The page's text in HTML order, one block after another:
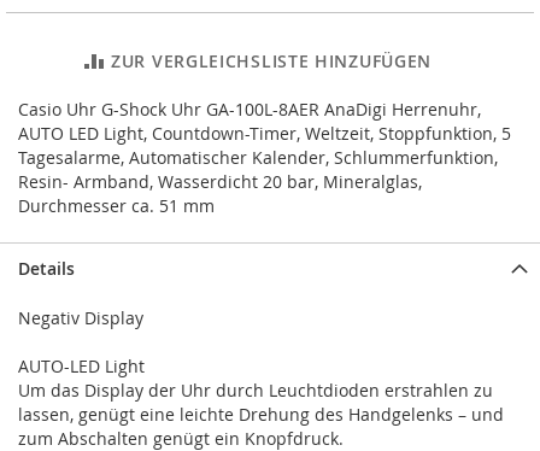
ZUR VERGLEICHSLISTE HINZUFÜGEN
Casio Uhr G-Shock Uhr GA-100L-8AER AnaDigi Herrenuhr,
AUTO LED Light, Countdown-Timer, Weltzeit, Stoppfunktion, 5
Tagesalarme, Automatischer Kalender, Schlummerfunktion,
Resin- Armband, Wasserdicht 20 bar, Mineralglas,
Durchmesser ca. 51 mm
Details
Negativ Display
AUTO-LED Light
Um das Display der Uhr durch Leuchtdioden erstrahlen zu
lassen, genügt eine leichte Drehung des Handgelenks – und
zum Abschalten genügt ein Knopfdruck.